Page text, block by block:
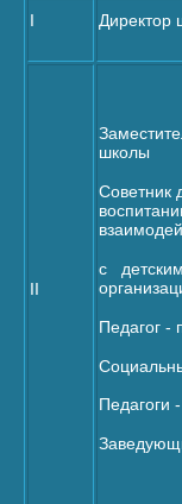
I Директор
II
школы
Советник
с
Педагог -
Педагоги